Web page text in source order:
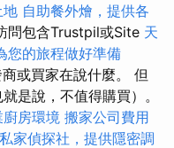
地 自助餐外燴，提供各
問包含Trustpil或Site 天
您的旅程做好準備
或買家在說什麼。 但
是說，不值得購買）。
房環境 搬家公司費用
私家偵探社，提供隱密調